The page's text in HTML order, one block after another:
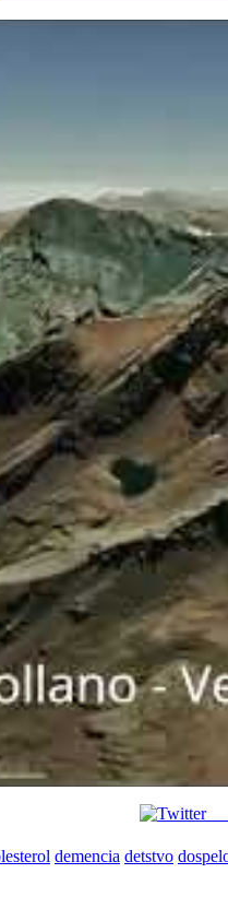
demencia detstvo